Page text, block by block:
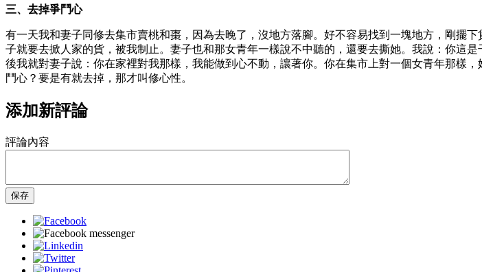
三、去掉爭鬥心
有一天我和妻子同修去集市賣桃和棗，因為去晚了，沒地方落腳。好不容易找到一塊地方，剛擺
子就要去掀人家的貨，被我制止。妻子也和那女青年一樣說不中聽的，還要去撕她。我說：你這
後我就對妻子說：你在家裡對我那樣，我能做到心不動，讓著你。你在集市上對一個女青年那樣
鬥心？要是有就去掉，那才叫修心性。
添加新評論
評論內容
保存